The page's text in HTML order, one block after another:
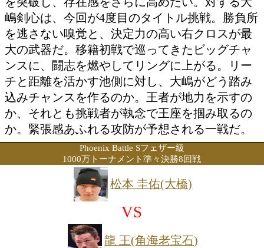
日本スーパーバンタム級王者の池側純
月に石井渡士也(RE:BOOT)を9回TKOで
を奪取。勢いそのままに初防衛戦を迎
器はロングレンジから鋭く突き刺す左
トと左アッパー。前戦では激しい打ち
でも崩れないタフネスぶりも証明し、
ての資質を見せつけた。鬼門とされる
を突破し、存在感をさらに高めたい。
嶋剣心は、今回が4度目のタイトル挑戦
を逃さない嗅覚と、決定力の高い右ク
大の武器だ。移籍初戦で巡ってきたビ
ンスに、闘志を燃やしてリングに上が
チと距離を活かす池側に対し、大嶋が